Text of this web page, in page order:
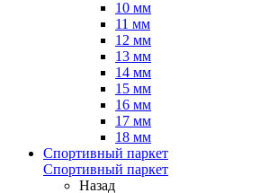
10 мм
11 мм
12 мм
13 мм
14 мм
15 мм
16 мм
17 мм
18 мм
Спортивный паркет
Спортивный паркет
Назад